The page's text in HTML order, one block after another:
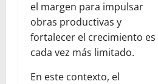
el margen para impulsar
obras productivas y
fortalecer el crecimiento es
cada vez más limitado.
En este contexto, el